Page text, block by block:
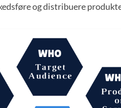
og distribuere